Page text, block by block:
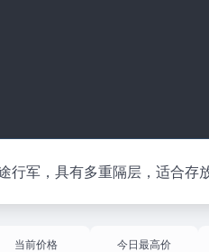
行军，具有多重隔层，适合存
当前价格 今日最高价